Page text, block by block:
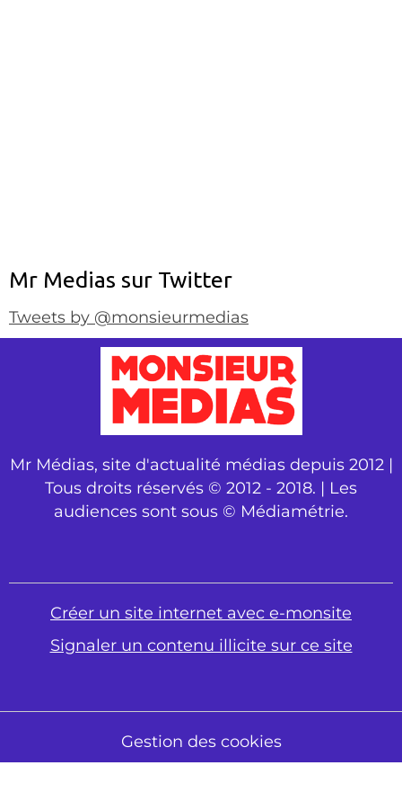
Mr Medias sur Twitter
Tweets by @monsieurmedias
Mr Médias, site d'actualité médias depuis 2012 |
Tous droits réservés © 2012 - 2018. | Les
audiences sont sous © Médiamétrie.
Créer un site internet avec e-monsite
Signaler un contenu illicite sur ce site
Gestion des cookies